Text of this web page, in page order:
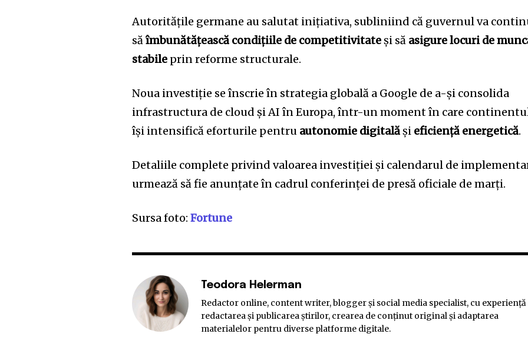
Autoritățile germane au salutat inițiativa, subliniind că guvernul va
săîmbunătățească condițiile de competitivitateși să asigure locuri de
stabile prin reforme structurale.
Noua investiție se înscrie în strategia globală a Google de a-și consolida
infrastructura de cloud și AI în Europa, într-un moment în care
își intensifică eforturile pentru autonomie digitalăși eficiență energetică.
Detaliile complete privind valoarea investiției și calendarul de
urmează să fie anunțate în cadrul conferinței de presă oficiale de marți.
Sursa foto:Fortune
Teodora Helerman
Redactor online, content writer, blogger și social media specialist, cu
redactarea și publicarea știrilor, crearea de conținut original și adaptarea
materialelor pentru diverse platforme digitale.